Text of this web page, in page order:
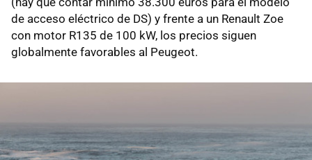
de acceso eléctrico de DS) y frente a un Renault Zoe
con motor R135 de 100 kW, los precios siguen
globalmente favorables al Peugeot.